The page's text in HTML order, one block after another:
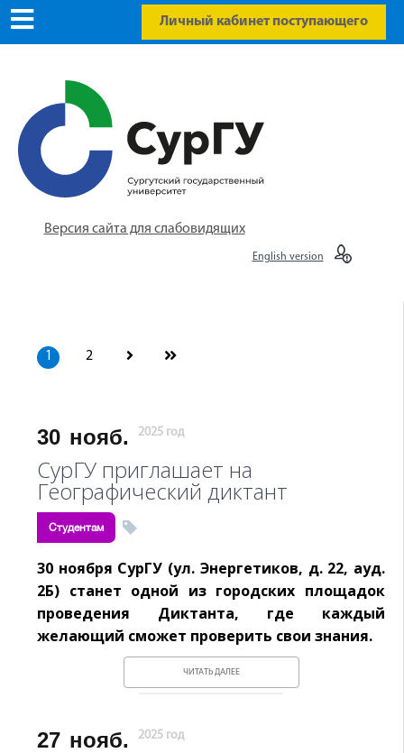
Личный кабинет поступающего
Версия сайта для слабовидящих
English version
1 2
30 нояб. 2025 год
СурГУ приглашает на
Географический диктант
Студентам
30 ноября СурГУ (ул. Энергетиков, д. 22, ауд.
2Б) станет одной из городских площадок
проведения Диктанта, где каждый
желающий сможет проверить свои знания.
ЧИТАТЬ ДАЛЕЕ
27 нояб. 2025 год